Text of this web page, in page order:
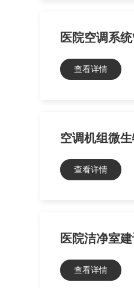
医院空调系
查看详情
查看详情
医院洁净室
查看详情